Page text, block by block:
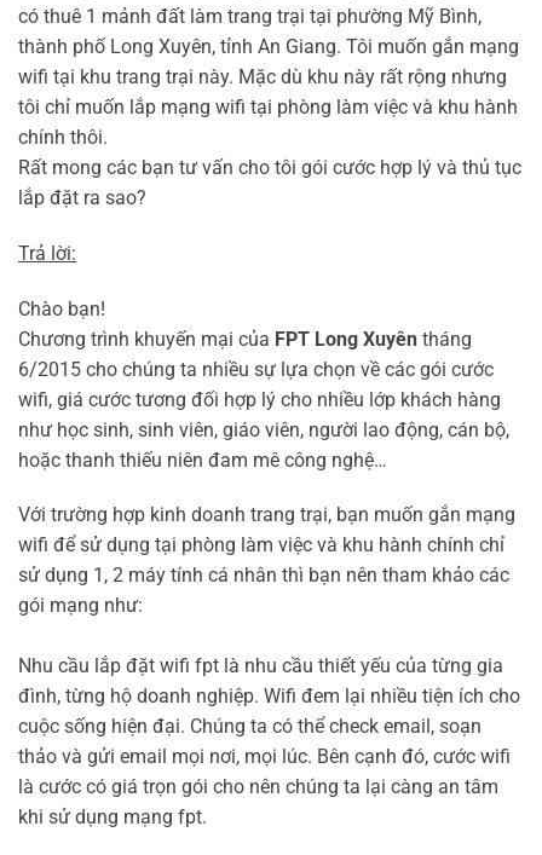
có thuê 1 mảnh đất làm trang trại tại phường Mỹ Bình,
thành phố Long Xuyên, tỉnh An Giang. Tôi muốn gắn mạng
wifi tại khu trang trại này. Mặc dù khu này rất rộng nhưng
tôi chỉ muốn lắp mạng wifi tại phòng làm việc và khu hành
chính thôi.
Rất mong các bạn tư vấn cho tôi gói cước hợp lý và thủ tục
lắp đặt ra sao?
Trả lời:
Chào bạn!
Chương trình khuyến mại của FPT Long Xuyên tháng
6/2015 cho chúng ta nhiều sự lựa chọn về các gói cước
wifi, giá cước tương đối hợp lý cho nhiều lớp khách hàng
như học sinh, sinh viên, giáo viên, người lao động, cán bộ,
hoặc thanh thiếu niên đam mê công nghệ…
Với trường hợp kinh doanh trang trại, bạn muốn gắn mạng
wifi để sử dụng tại phòng làm việc và khu hành chính chỉ
sử dụng 1, 2 máy tính cá nhân thì bạn nên tham khảo các
gói mạng như:
Nhu cầu lắp đặt wifi fpt là nhu cầu thiết yếu của từng gia
đình, từng hộ doanh nghiệp. Wifi đem lại nhiều tiện ích cho
cuộc sống hiện đại. Chúng ta có thể check email, soạn
thảo và gửi email mọi nơi, mọi lúc. Bên cạnh đó, cước wifi
là cước có giá trọn gói cho nên chúng ta lại càng an tâm
khi sử dụng mạng fpt.